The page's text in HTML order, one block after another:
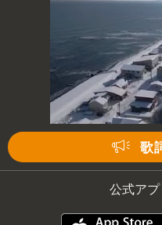
次の動画まで 3
歌
公式ア